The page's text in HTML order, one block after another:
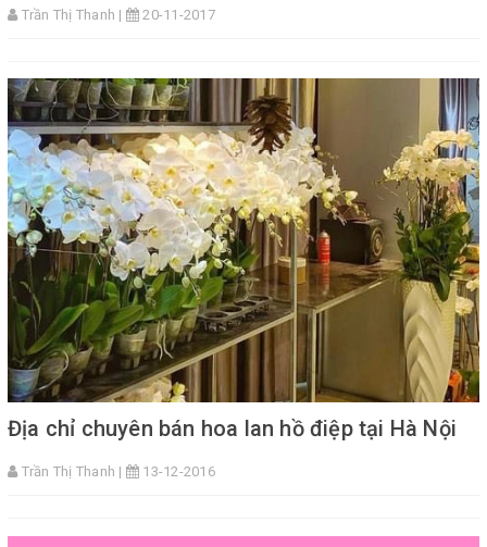
Trần Thị Thanh | 20-11-2017
Địa chỉ chuyên bán hoa lan hồ điệp tại Hà Nội
Trần Thị Thanh | 13-12-2016